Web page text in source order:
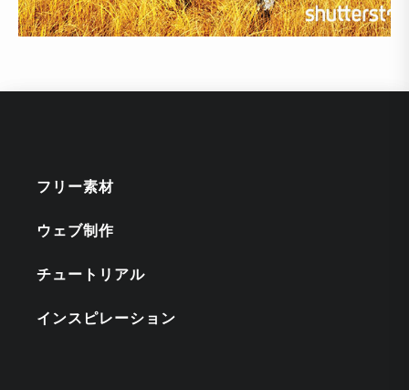
フリー素材
ウェブ制作
チュートリアル
インスピレーション